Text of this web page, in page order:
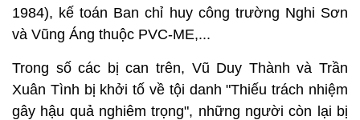
1984), kế toán Ban chỉ huy công trường Nghi Sơn
và Vũng Áng thuộc PVC-ME,...
Trong số các bị can trên, Vũ Duy Thành và Trần
Xuân Tình bị khởi tố về tội danh "Thiếu trách nhiệm
gây hậu quả nghiêm trọng", những người còn lại bị